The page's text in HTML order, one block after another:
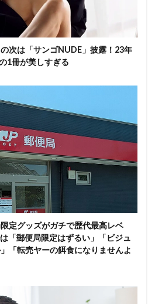
次は「サンゴNUDE」披露！23年
1冊が美しすぎる
定グッズがガチで歴代最高レベ
「郵便局限定はずるい」「ビジュ
「転売ヤーの餌食になりませんよ